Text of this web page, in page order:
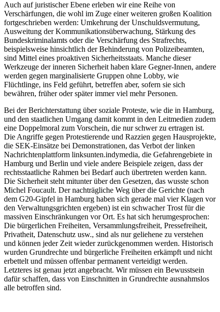
Auch auf juristischer Ebene erleben wir eine Reihe von
Verschärfungen, die wohl im Zuge einer weiteren großen Koalition
fortgeschrieben werden: Umkehrung der Unschuldsvermutung,
Ausweitung der Kommunikationsüberwachung, Stärkung des
Bundeskriminalamts oder die Verschärfung des Strafrechts,
beispielsweise hinsichtlich der Behinderung von Polizeibeamten,
sind Mittel eines proaktiven Sicherheitsstaats. Manche dieser
Werkzeuge der inneren Sicherheit haben klare Gegner-Innen, andere
werden gegen marginalisierte Gruppen ohne Lobby, wie
Flüchtlinge, ins Feld geführt, betreffen aber, sofern sie sich
bewähren, früher oder später immer viel mehr Personen.
Bei der Berichterstattung über soziale Proteste, wie die in Hamburg,
und den staatlichen Umgang damit kommt in den Leitmedien zudem
eine Doppelmoral zum Vorschein, die nur schwer zu ertragen ist.
Die Angriffe gegen Protestierende und Razzien gegen Hausprojekte,
die SEK-Einsätze bei Demonstrationen, das Verbot der linken
Nachrichtenplattform linksunten.indymedia, die Gefahrengebiete in
Hamburg und Berlin und viele andere Beispiele zeigen, dass der
rechtsstaatliche Rahmen bei Bedarf auch übertreten werden kann.
Die Sicherheit steht mitunter über den Gesetzen, das wusste schon
Michel Foucault. Der nachträgliche Weg über die Gerichte (nach
dem G20-Gipfel in Hamburg haben sich gerade mal vier Klagen vor
den Verwaltungsgrichten ergeben) ist ein schwacher Trost für die
massiven Einschränkungen vor Ort. Es hat sich herumgesprochen:
Die bürgerlichen Freiheiten, Versammlungsfreiheit, Pressefreiheit,
Privatheit, Datenschutz usw., sind als nur geliehene zu verstehen
und können jeder Zeit wieder zurückgenommen werden. Historisch
wurden Grundrechte und bürgerliche Freiheiten erkämpft und nicht
erbettelt und müssen offenbar permanent verteidigt werden.
Letzteres ist genau jetzt angebracht. Wir müssen ein Bewusstsein
dafür schaffen, dass von Einschnitten in Grundrechte ausnahmslos
alle betroffen sind.